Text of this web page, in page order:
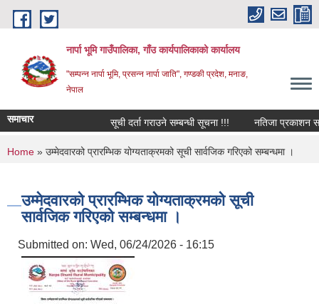
Skip to main content
नार्पा भूमि गाउँपालिका, गाँउ कार्यपालिकाको कार्यालय
"सम्पन्न नार्पा भूमि, प्रसन्न नार्पा जाति", गण्डकी प्रदेश, मनाङ,
नेपाल
समाचार सूची दर्ता गराउने सम्बन्धी सूचना !!! नतिजा प्रकाशन
You are here
Home » उम्मेदवारको प्रारम्भिक योग्यताक्रमको सूची सार्वजिक गरिएको सम्बन्धमा ।
उम्मेदवारको प्रारम्भिक योग्यताक्रमको सूची
सार्वजिक गरिएको सम्बन्धमा ।
Submitted on: Wed, 06/24/2026 - 16:15